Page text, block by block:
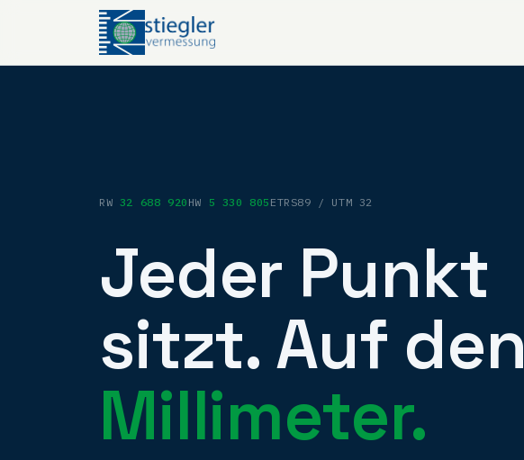
RW 32 688 920 HW 5 330 805 ETRS89 / UTM 32
Jeder Punkt
sitzt. Auf den
Millimeter.